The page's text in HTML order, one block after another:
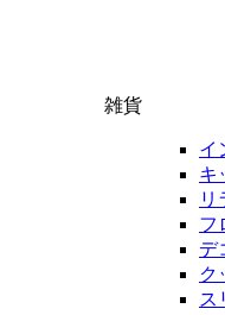
雑貨
イ
キ
リ
フ
デ
ク
ス